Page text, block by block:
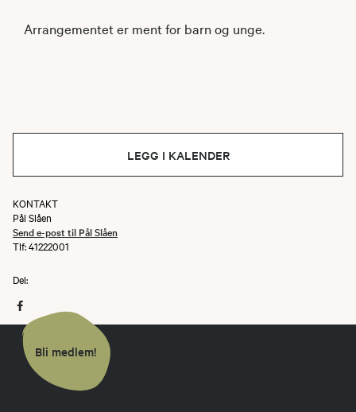
Arrangementet er ment for barn og unge.
LEGG I KALENDER
KONTAKT
Pål Slåen
Send e-post til Pål Slåen
Tlf: 41222001
Del:
Bli medlem!